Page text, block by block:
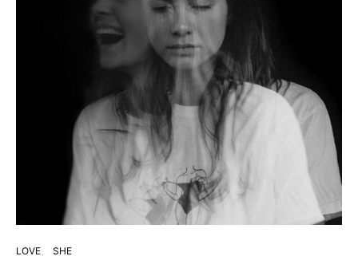
LOVE SHE